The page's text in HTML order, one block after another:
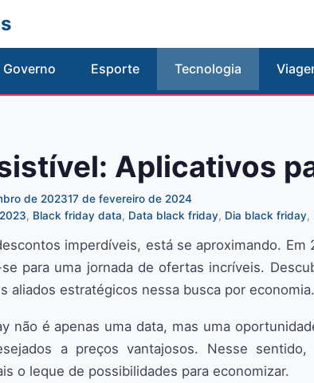
Esporte Tecnologia
Aplicativos
de 202317 de fevereiro de 2024
, Black friday data, Data black friday, Dia black friday,
imperdíveis, está se aproximando. Em
para uma jornada de ofertas incríveis.
aliados estratégicos nessa busca por economia.
não é apenas uma data, mas uma
a preços vantajosos. Nesse sentido,
o leque de possibilidades para economizar.